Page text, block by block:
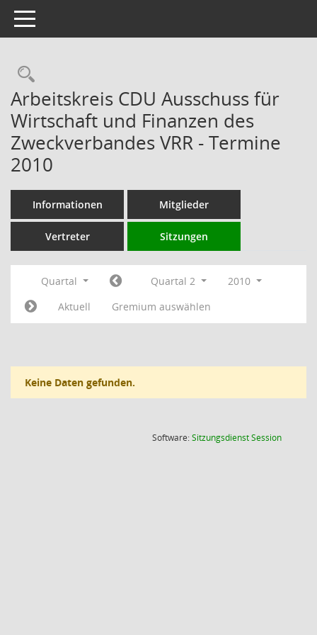
Toggle navigation
Rechercheauswahl
Arbeitskreis CDU Ausschuss für
Wirtschaft und Finanzen des
Zweckverbandes VRR - Termine
2010
Informationen Mitglieder
Vertreter Sitzungen
Quartal Quartal 2
2010
Aktuell
Gremium auswählen
Keine Daten gefunden.
Software:SitzungsdienstSession(Wird in